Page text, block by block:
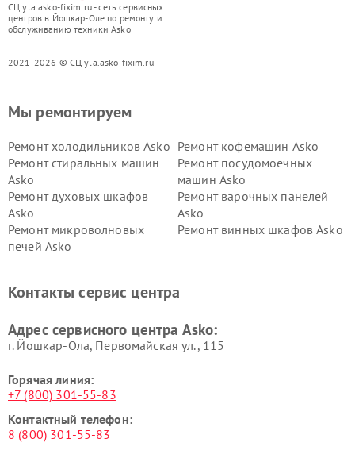
СЦ yla.asko-fixim.ru - сеть сервисных
центров в Йошкар-Оле по ремонту и
обслуживанию техники Asko
2021-2026 © СЦ yla.asko-fixim.ru
Мы ремонтируем
Ремонт холодильников Asko Ремонт кофемашин Asko
Ремонт стиральных машин
Asko
Ремонт посудомоечных
машин Asko
Ремонт духовых шкафов
Asko
Ремонт варочных панелей
Asko
Ремонт микроволновых
печей Asko
Ремонт винных шкафов Asko
Ремонт подогревателей
Ремонт промышленных
Asko
Контакты сервис центра
Адрес сервисного центра Asko:
г. Йошкар-Ола, Первомайская ул., 115
Горячая линия:
+7 (800) 301-55-83
Контактный телефон:
8 (800) 301-55-83